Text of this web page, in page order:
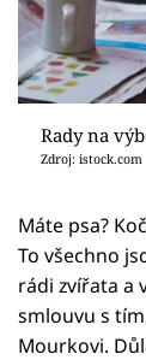
Rady na
Zdroj: istock.com
Máte psa?
To všechno
rádi zvířata a
smlouvu s
Mourkovi.